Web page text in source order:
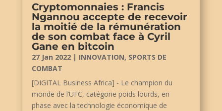
Cryptomonnaies : Francis
Ngannou accepte de recevoir
la moitié de la rémunération
de son combat face à Cyril
Gane en bitcoin
27 Jan 2022| INNOVATION, SPORTS DE
COMBAT
[DIGITAL Business Africa] - Le champion du
monde de l’UFC, catégorie poids lourds, en
phase avec la technologie économique de